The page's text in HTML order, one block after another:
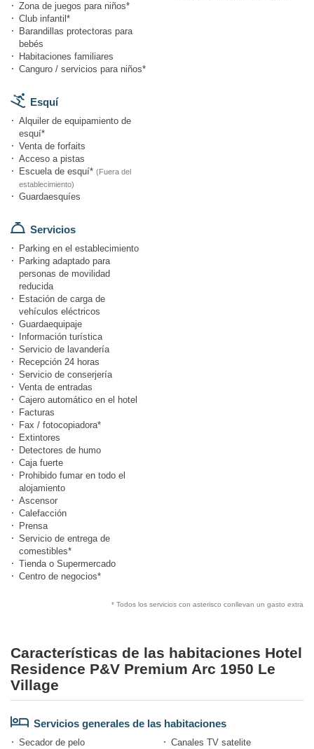
Zona de juegos para niños*
Club infantil*
Barandillas protectoras para
bebés
Habitaciones familiares
Canguro / servicios para niños*
Esquí
Alquiler de equipamiento de
esquí*
Venta de forfaits
Acceso a pistas
Escuela de esquí* (Fuera del
establecimiento)
Guardaesquíes
Servicios
Parking en el establecimiento
Parking adaptado para
personas de movilidad
reducida
Estación de carga de
vehículos eléctricos
Guardaequipaje
Información turística
Servicio de lavandería
Recepción 24 horas
Servicio de conserjería
Venta de entradas
Cajero automático en el hotel
Facturas
Fax / fotocopiadora*
Extintores
Detectores de humo
Caja fuerte
Prohibido fumar en todo el
alojamiento
Ascensor
Calefacción
Prensa
Servicio de entrega de
comestibles*
Tienda o Supermercado
Centro de negocios*
* Todos los servicios con asterisco conllevan un gasto extra
Características de las habitaciones Hotel
Residence P&V Premium Arc 1950 Le
Village
Servicios generales de las habitaciones
Secador de pelo
Canales TV satelite